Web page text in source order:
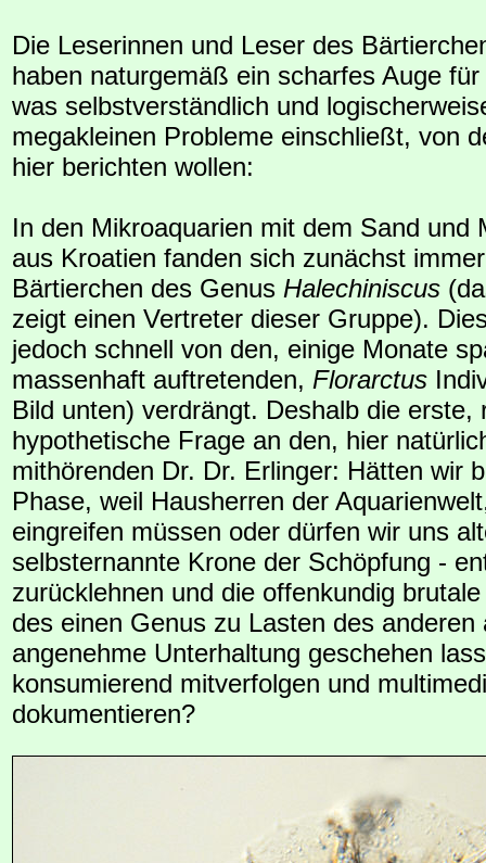
Die Leserinnen und Leser des
haben naturgemäß ein scharfes Auge
was selbstverständlich und
megakleinen Probleme einschließt, von
hier berichten wollen:
In den Mikroaquarien mit dem Sand und
aus Kroatien fanden sich zunächst
Bärtierchen des Genus Halechiniscus
zeigt einen Vertreter dieser Gruppe).
jedoch schnell von den, einige Monate
massenhaft auftretenden, Florarctus
Bild unten) verdrängt. Deshalb die erste,
hypothetische Frage an den, hier
mithörenden Dr. Dr. Erlinger: Hätten wir
Phase, weil Hausherren der
eingreifen müssen oder dürfen wir uns
selbsternannte Krone der Schöpfung -
zurücklehnen und die offenkundig
des einen Genus zu Lasten des anderen
angenehme Unterhaltung geschehen
konsumierend mitverfolgen und
dokumentieren?